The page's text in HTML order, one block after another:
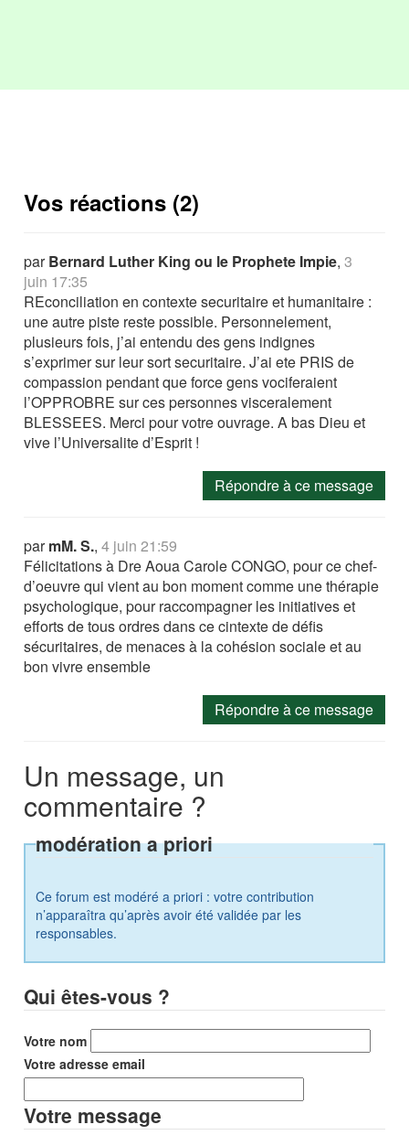
Vos réactions (2)
parBernard Luther King ou le Prophete Impie,3
juin 17:35
REconciliation en contexte securitaire et humanitaire :
une autre piste reste possible. Personnelement,
plusieurs fois, j’ai entendu des gens indignes
s’exprimer sur leur sort securitaire. J’ai ete PRIS de
compassion pendant que force gens vociferaient
l’OPPROBRE sur ces personnes visceralement
BLESSEES. Merci pour votre ouvrage. A bas Dieu et
vive l’Universalite d’Esprit !
Répondre à ce message
parmM. S.,4 juin 21:59
Félicitations à Dre Aoua Carole CONGO, pour ce chef-
d’oeuvre qui vient au bon moment comme une thérapie
psychologique, pour raccompagner les initiatives et
efforts de tous ordres dans ce cintexte de défis
sécuritaires, de menaces à la cohésion sociale et au
bon vivre ensemble
Répondre à ce message
Un message, un
commentaire ?
modération a priori
Ce forum est modéré a priori : votre contribution
n’apparaîtra qu’après avoir été validée par les
responsables.
Qui êtes-vous ?
Votre nom
Votre adresse email
Votre message